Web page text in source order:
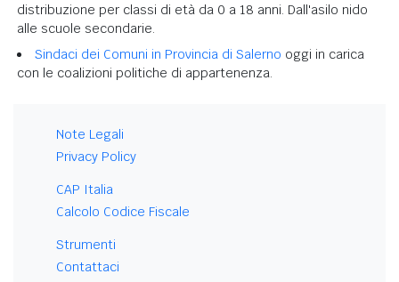
distribuzione per classi di età da 0 a 18 anni. Dall'asilo nido
alle scuole secondarie.
Sindaci dei Comuni in Provincia di Salerno oggi in carica
con le coalizioni politiche di appartenenza.
Note Legali
Privacy Policy
CAP Italia
Calcolo Codice Fiscale
Strumenti
Contattaci